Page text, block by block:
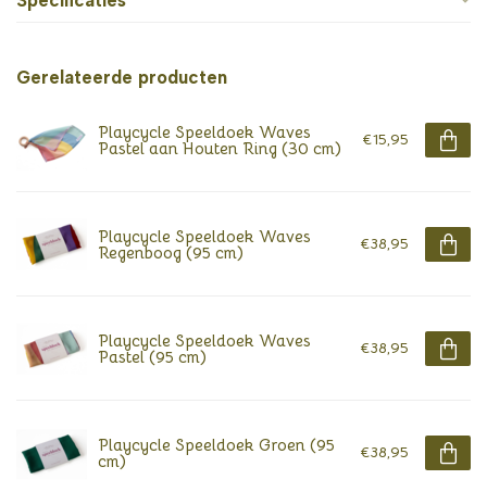
Gerelateerde producten
Playcycle Speeldoek Waves
Pastel aan Houten Ring (30 cm) €15,95
Playcycle Speeldoek Waves
Regenboog (95 cm) €38,95
Playcycle Speeldoek Waves
Pastel (95 cm) €38,95
Playcycle Speeldoek Groen (95
cm) €38,95